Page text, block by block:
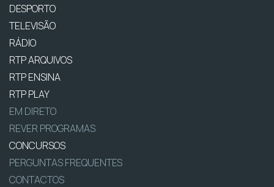
DESPORTO
TELEVISÃO
RÁDIO
RTP ARQUIVOS
RTP ENSINA
RTP PLAY
EM DIRETO
REVER PROGRAMAS
CONCURSOS
PERGUNTAS FREQUENTES
CONTACTOS